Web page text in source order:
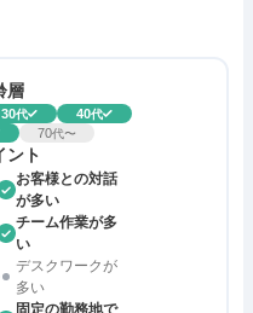
層
30代 40代
70代〜
ント
お客様との対話
が多い
チーム作業が多
い
デスクワークが
多い
固定の勤務地で